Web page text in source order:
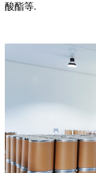
酸酯等.